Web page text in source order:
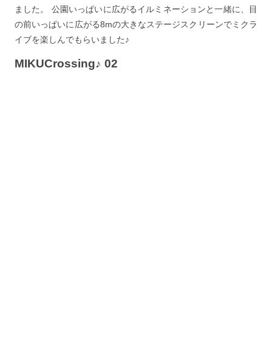
ました。 公園いっぱいに広がるイルミネーションと一緒に、目
の前いっぱいに広がる8mの大きなステージスクリーンでミクラ
イブを楽しんでもらいました♪
MIKUCrossing♪ 02